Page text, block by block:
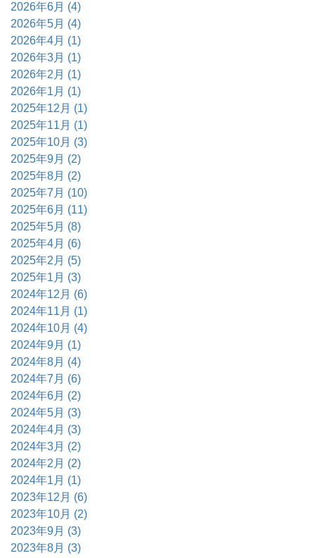
2026年6月 (4)
2026年5月 (4)
2026年4月 (1)
2026年3月 (1)
2026年2月 (1)
2026年1月 (1)
2025年12月 (1)
2025年11月 (1)
2025年10月 (3)
2025年9月 (2)
2025年8月 (2)
2025年7月 (10)
2025年6月 (11)
2025年5月 (8)
2025年4月 (6)
2025年2月 (5)
2025年1月 (3)
2024年12月 (6)
2024年11月 (1)
2024年10月 (4)
2024年9月 (1)
2024年8月 (4)
2024年7月 (6)
2024年6月 (2)
2024年5月 (3)
2024年4月 (3)
2024年3月 (2)
2024年2月 (2)
2024年1月 (1)
2023年12月 (6)
2023年10月 (2)
2023年9月 (3)
2023年8月 (3)